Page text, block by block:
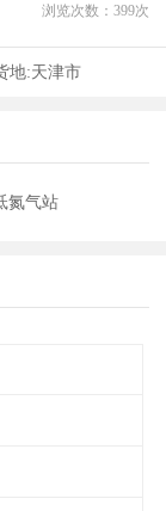
浏览次数： 399次
地:天津市
氮气站